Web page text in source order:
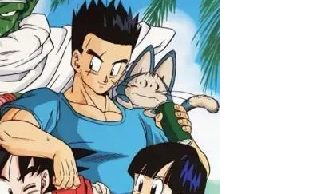
【速報】川島海荷、警視庁前で接触
本田翼が好きなB'zの曲ランキング
Powered by livedoor 相互RSS